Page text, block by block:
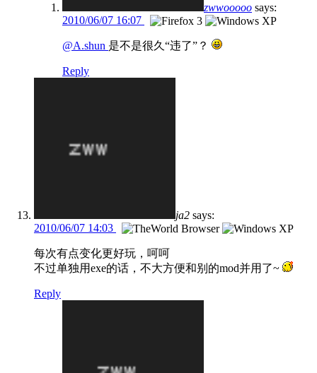
zwwooooo says:
2010/06/07 16:07
@A.shun 是不是很久“违了”？
Reply
ja2 says:
2010/06/07 14:03
每次有点变化更好玩，呵呵
不过单独用exe的话，不大方便和别的mod并用了~
Reply